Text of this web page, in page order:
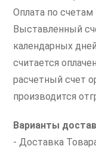
Оплата по счетам
Выставленный
календарных
считается
расчетный счет
производится
Варианты
- Доставка